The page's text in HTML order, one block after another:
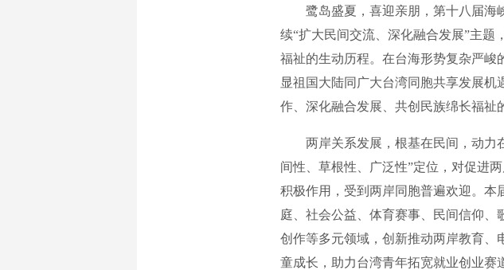
鹭岛盛夏，喜迎亲朋，第十八届海
续“扩大民间交流、深化融合发展”主
福祉的生动历程。在台海形势复杂严峻
显祖国大陆同广大台湾同胞共享发展
作、深化融合发展、共创民族绵长福祉
两岸关系发展，根基在民间，动力在
间性、草根性、广泛性”定位，对促进
积极作用，受到两岸同胞普遍欢迎。本
庭、社会公益、体育赛事、民间信仰
创作等多元领域，创新推动两岸教育
童成长，助力台湾青年拓宽就业创业赛